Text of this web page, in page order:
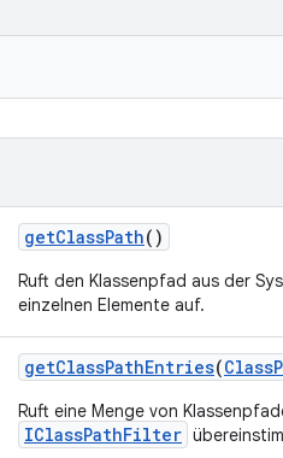
getClassPath()
Ruft den Klassenpfad aus der
einzelnen Elemente auf.
getClassPathEntries(Class
Ruft eine Menge von
IClassPathFilter